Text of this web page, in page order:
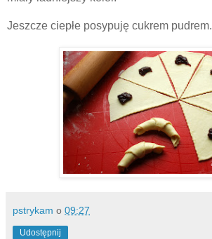
Jeszcze ciepłe posypuję cukrem pudrem.
pstrykam o 09:27
Udostępnij